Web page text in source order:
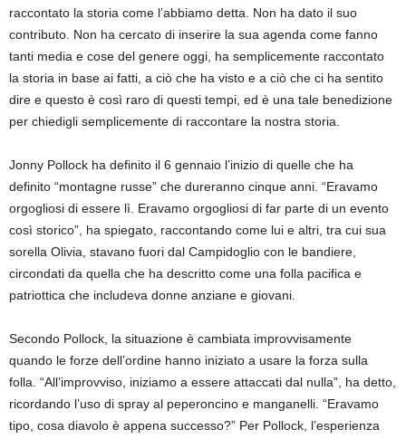
raccontato la storia come l’abbiamo detta. Non ha dato il suo
contributo. Non ha cercato di inserire la sua agenda come fanno
tanti media e cose del genere oggi, ha semplicemente raccontato
la storia in base ai fatti, a ciò che ha visto e a ciò che ci ha sentito
dire e questo è così raro di questi tempi, ed è una tale benedizione
per chiedigli semplicemente di raccontare la nostra storia.
Jonny Pollock ha definito il 6 gennaio l’inizio di quelle che ha
definito “montagne russe” che dureranno cinque anni. “Eravamo
orgogliosi di essere lì. Eravamo orgogliosi di far parte di un evento
così storico”, ha spiegato, raccontando come lui e altri, tra cui sua
sorella Olivia, stavano fuori dal Campidoglio con le bandiere,
circondati da quella che ha descritto come una folla pacifica e
patriottica che includeva donne anziane e giovani.
Secondo Pollock, la situazione è cambiata improvvisamente
quando le forze dell’ordine hanno iniziato a usare la forza sulla
folla. “All’improvviso, iniziamo a essere attaccati dal nulla”, ha detto,
ricordando l’uso di spray al peperoncino e manganelli. “Eravamo
tipo, cosa diavolo è appena successo?” Per Pollock, l’esperienza